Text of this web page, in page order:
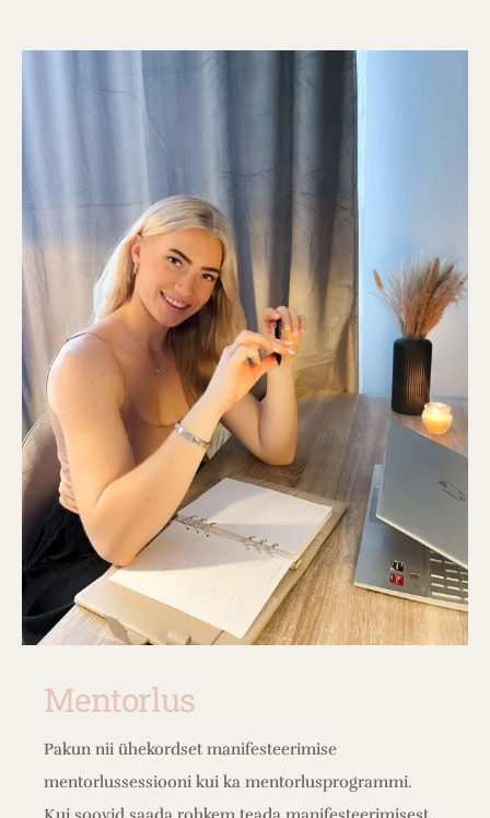
Mentorlus
Pakun nii ühekordset manifesteerimise
mentorlussessiooni kui ka mentorlusprogrammi.